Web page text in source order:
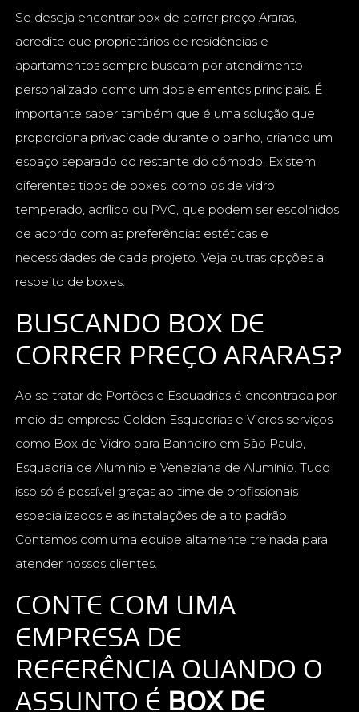
Se deseja encontrar box de correr preço Araras,
acredite que proprietários de residências e
apartamentos sempre buscam por atendimento
personalizado como um dos elementos principais. É
importante saber também que é uma solução que
proporciona privacidade durante o banho, criando um
espaço separado do restante do cômodo. Existem
diferentes tipos de boxes, como os de vidro
temperado, acrílico ou PVC, que podem ser escolhidos
de acordo com as preferências estéticas e
necessidades de cada projeto. Veja outras opções a
respeito de boxes.
BUSCANDO BOX DE
CORRER PREÇO ARARAS?
Ao se tratar de Portões e Esquadrias é encontrada por
meio da empresa Golden Esquadrias e Vidros serviços
como Box de Vidro para Banheiro em São Paulo,
Esquadria de Aluminio e Veneziana de Alumínio. Tudo
isso só é possível graças ao time de profissionais
especializados e as instalações de alto padrão.
Contamos com uma equipe altamente treinada para
atender nossos clientes.
CONTE COM UMA
EMPRESA DE
REFERÊNCIA QUANDO O
ASSUNTO É BOX DE